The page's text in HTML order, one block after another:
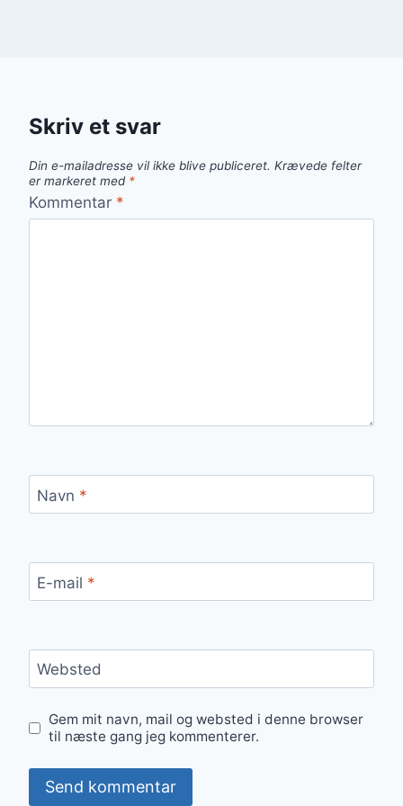
Skriv et svar
Din e-mailadresse vil ikke blive publiceret. Krævede felter
er markeret med *
Kommentar *
Navn *
E-mail *
Websted
Gem mit navn, mail og websted i denne browser
til næste gang jeg kommenterer.